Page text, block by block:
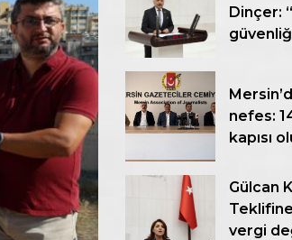
Dinçer:
nefes:
kapısı
Gülcan
vergi